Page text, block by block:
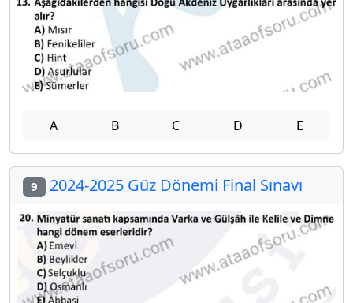
A B C D E
9 2024-2025 Güz Dönemi Final Sınavı